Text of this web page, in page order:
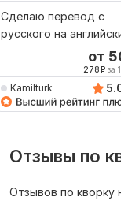
Сделаю перевод с
русского на
от
278₽за
Kamilturk
Отзывы по
Отзывов по кворку